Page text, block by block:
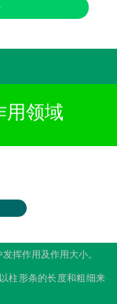
用领域
挥作用及作用大小。
柱形条的长度和粗细来